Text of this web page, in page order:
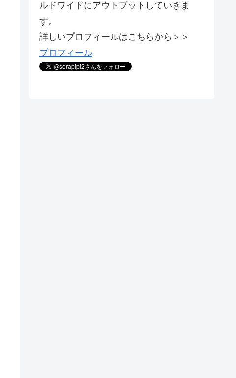
ルドワイドにアウトプットしていきま
す。
詳しいプロフィールはこちらから＞＞
プロフィール